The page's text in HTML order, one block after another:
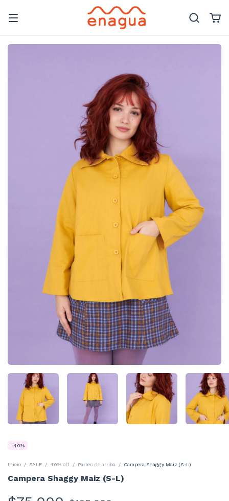
-40%
Inicio / SALE / 40% off / Partes de arriba / Campera Shaggy Maiz (S-L)
Campera Shaggy Maiz (S-L)